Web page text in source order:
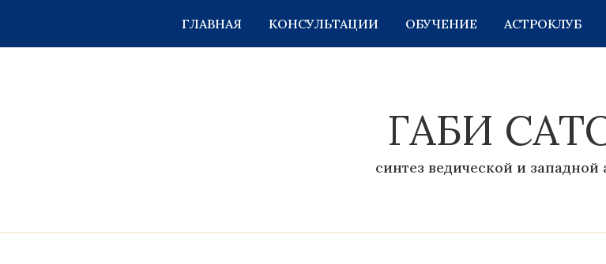
ГЛАВНАЯ КОНСУЛЬТАЦИИ ОБУЧЕНИЕ АСТРОКЛУБ
ГАБИ
синтез ведической и западной